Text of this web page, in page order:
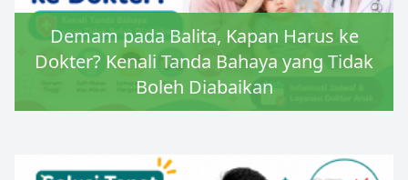
Demam pada Balita, Kapan Harus ke
Dokter? Kenali Tanda Bahaya yang Tidak
Boleh Diabaikan